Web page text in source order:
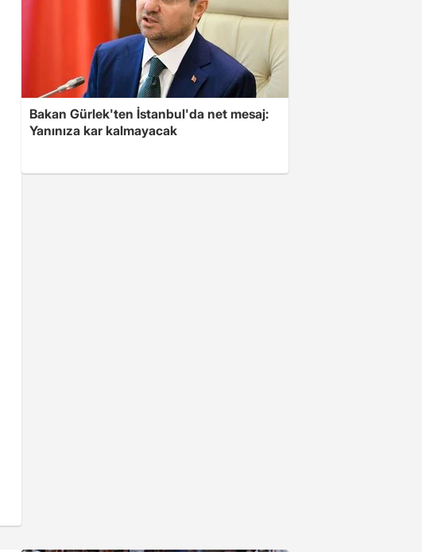
Bakan Gürlek'ten İstanbul'da net mesaj:
Yanınıza kar kalmayacak